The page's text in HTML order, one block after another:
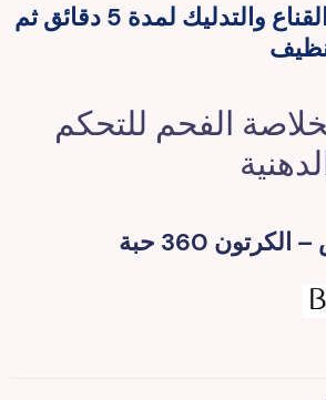
5- قومي بإزالة القناع والتدليك لمدة 5 دقائق ثم
الفحم للتحكم